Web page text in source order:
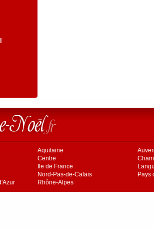
Aquitaine
Centre
Ile de France
Nord-Pas-de-Calais
Pays
Rhône-Alpes